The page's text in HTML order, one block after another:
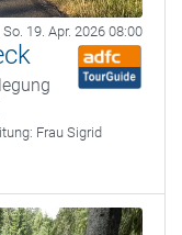
So. 19. Apr. 2026 08:00
Frau Sigrid